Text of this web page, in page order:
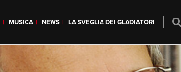
MUSICA NEWS LA SVEGLIA DEI GLADIATORI